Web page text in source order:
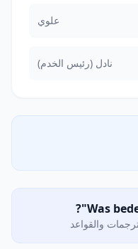
علوي
نادل (رئيس الخدم)
والقواعد